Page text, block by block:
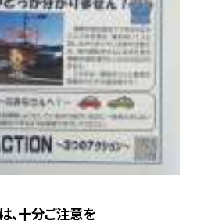
十分ご注意を